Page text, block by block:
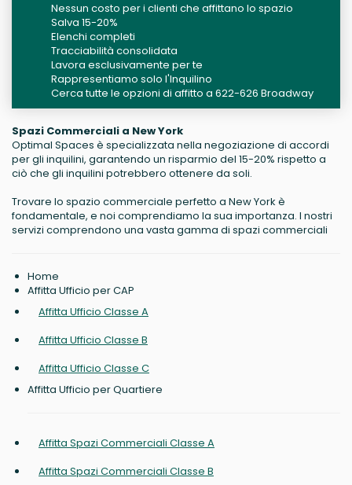
Nessun costo per i clienti che affittano lo spazio
Salva 15-20%
Elenchi completi
Tracciabilità consolidata
Lavora esclusivamente per te
Rappresentiamo solo l'Inquilino
Cerca tutte le opzioni di affitto a 622-626 Broadway
Spazi Commerciali a New York
Optimal Spaces è specializzata nella negoziazione di accordi
per gli inquilini, garantendo un risparmio del 15-20% rispetto a
ciò che gli inquilini potrebbero ottenere da soli.
Trovare lo spazio commerciale perfetto a New York è
fondamentale, e noi comprendiamo la sua importanza. I nostri
servizi comprendono una vasta gamma di spazi commerciali
Home
Affitta Ufficio per CAP
Affitta Ufficio Classe A
Affitta Ufficio Classe B
Affitta Ufficio Classe C
Affitta Ufficio per Quartiere
Affitta Spazi Commerciali Classe A
Affitta Spazi Commerciali Classe B